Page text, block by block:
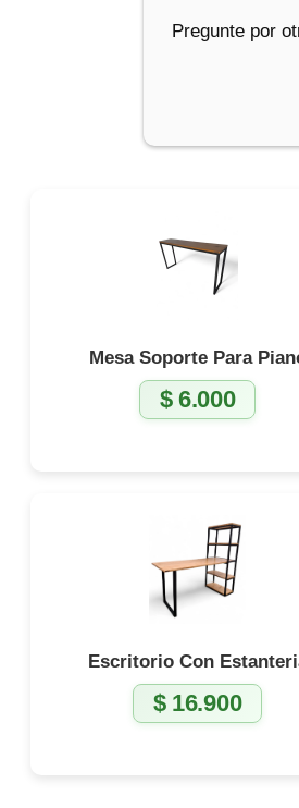
Pregunte por
Mesa Soporte Para
$6.000
Escritorio Con
$16.900